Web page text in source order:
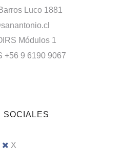
Luco 1881
Módulos 1
+56 9 6190 9067
SOCIALES
X